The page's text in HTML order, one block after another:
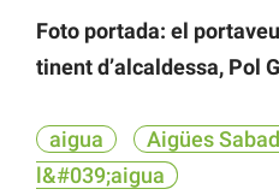
Foto portada: el
tinent d’alcaldessa, Pol
aigua Aigües
l&#039;aigua